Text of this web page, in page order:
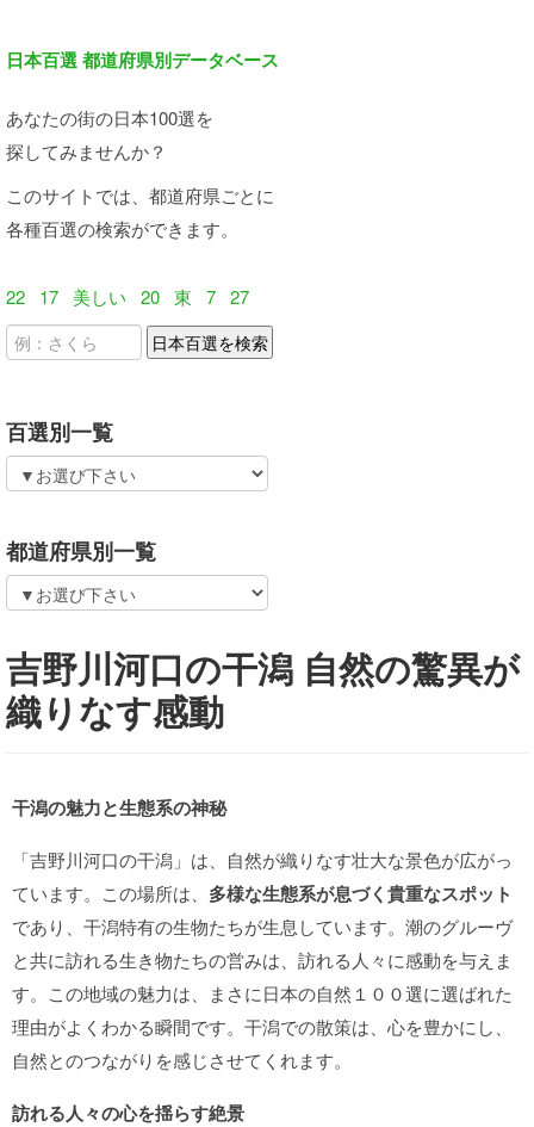
日本百選 都道府県別データベース
あなたの街の日本100選を
探してみませんか？
このサイトでは、都道府県ごとに
各種百選の検索ができます。
22 17 美しい 20 東 7 27
百選別一覧
都道府県別一覧
吉野川河口の干潟 自然の驚異が
織りなす感動
干潟の魅力と生態系の神秘
「吉野川河口の干潟」は、自然が織りなす壮大な景色が広がっ
ています。この場所は、 多様な生態系が息づく貴重なスポット
であり、干潟特有の生物たちが生息しています。潮のグルーヴ
と共に訪れる生き物たちの営みは、訪れる人々に感動を与えま
す。この地域の魅力は、まさに日本の自然１００選に選ばれた
理由がよくわかる瞬間です。干潟での散策は、心を豊かにし、
自然とのつながりを感じさせてくれます。
訪れる人々の心を揺らす絶景